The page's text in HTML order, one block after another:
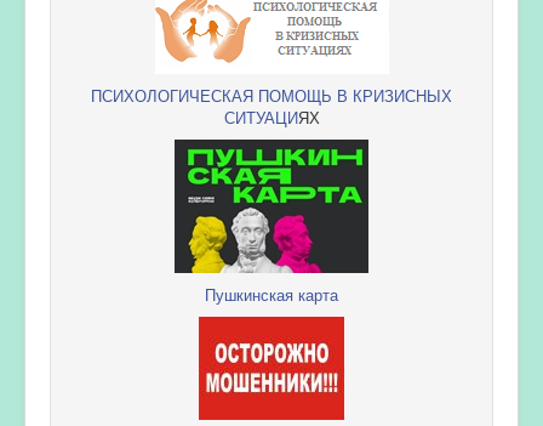
ПСИХОЛОГИЧЕСКАЯ ПОМОЩЬ В КРИЗИСНЫХ
СИТУАЦИЯХ
Пушкинская карта